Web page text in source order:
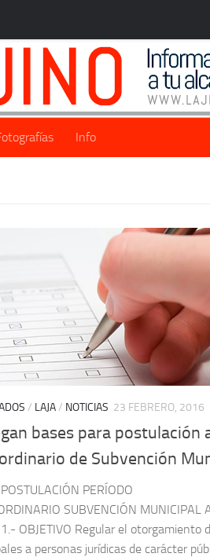
Info
/ LAJA/ NOTICIAS 23 FEBRERO, 2016
bases para postulación
de Subvención
PERÍODO
SUBVENCIÓN MUNICIPAL
OBJETIVO Regular el otorgamiento
a personas jurídicas de carácter